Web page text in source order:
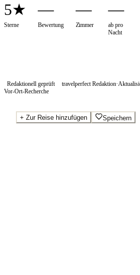
5★
Sterne
—
Bewertung
—
Zimmer
—
ab pro
Nacht
Redaktionell geprüft travelperfect Redaktion·
Vor-Ort-Recherche
+ Zur Reise hinzufügen Speichern